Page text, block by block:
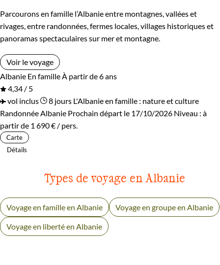
Parcourons en famille l’Albanie entre montagnes, vallées et
rivages, entre randonnées, fermes locales, villages historiques et
panoramas spectaculaires sur mer et montagne.
Voir le voyage
Albanie En famille À partir de 6 ans
4,34 / 5
vol inclus
8 jours L'Albanie en famille : nature et culture
Randonnée Albanie Prochain départ le 17/10/2026 Niveau : à
partir de 1 690 € / pers.
Carte
Détails
Types de voyage en Albanie
Voyage en famille en Albanie Voyage en groupe en Albanie
Voyage en liberté en Albanie